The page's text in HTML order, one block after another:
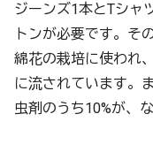
ジーンズ1本とTシャ
トンが必要です。そ
綿花の栽培に使われ
に流されています。
虫剤のうち10%が、